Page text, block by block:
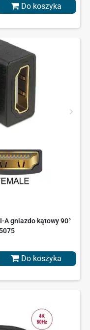
Do koszyka
A gniazdo kątowy 90°
Do koszyka